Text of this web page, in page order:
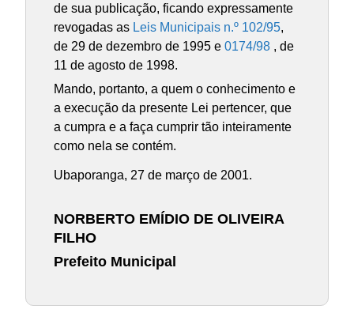
de sua publicação, ficando expressamente
revogadas as Leis Municipais n.º 102/95,
de 29 de dezembro de 1995 e0174/98 , de
11 de agosto de 1998.
Mando, portanto, a quem o conhecimento e
a execução da presente Lei pertencer, que
a cumpra e a faça cumprir tão inteiramente
como nela se contém.
Ubaporanga, 27 de março de 2001.
NORBERTO EMÍDIO DE OLIVEIRA
FILHO
Prefeito Municipal